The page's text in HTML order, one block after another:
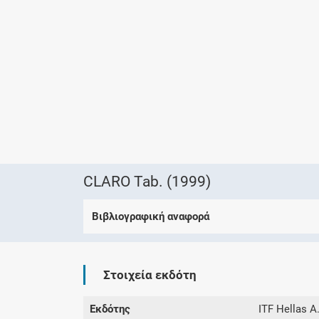
CLARO Tab. (1999)
Βιβλιογραφική αναφορά
Στοιχεία εκδότη
Εκδότης ITF Hellas